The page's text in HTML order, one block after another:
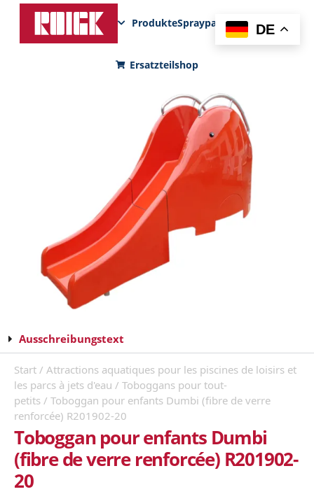
ProdukteSprayparksFunPadNews
Ersatzteilshop
Ausschreibungstext
Start / Attractions aquatiques pour les piscines de loisirs et
les parcs à jets d'eau / Toboggans pour tout-
petits / Toboggan pour enfants Dumbi (fibre de verre
renforcée) R201902-20
Toboggan pour enfants Dumbi
(fibre de verre renforcée) R201902-
20
DE